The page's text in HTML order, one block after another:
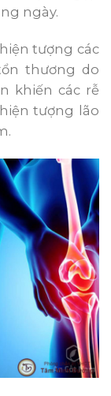
ngày.
tượng các
thương do
khiến các rễ
tượng lão